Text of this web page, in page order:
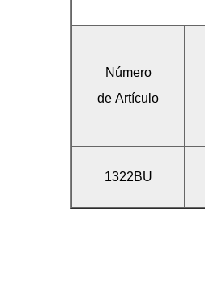
Número
de Artículo
1322BU